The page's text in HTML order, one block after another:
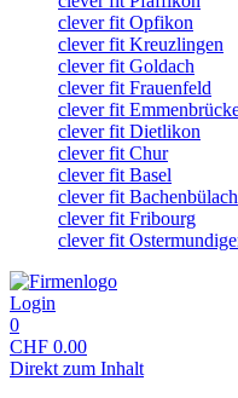
clever fit Opfikon
clever fit Kreuzlingen
clever fit Goldach
clever fit Frauenfeld
clever fit
clever fit Dietlikon
clever fit Chur
clever fit Basel
clever fit Bachenbülach
clever fit Fribourg
clever fit
Login
0
CHF 0.00
Direkt zum Inhalt